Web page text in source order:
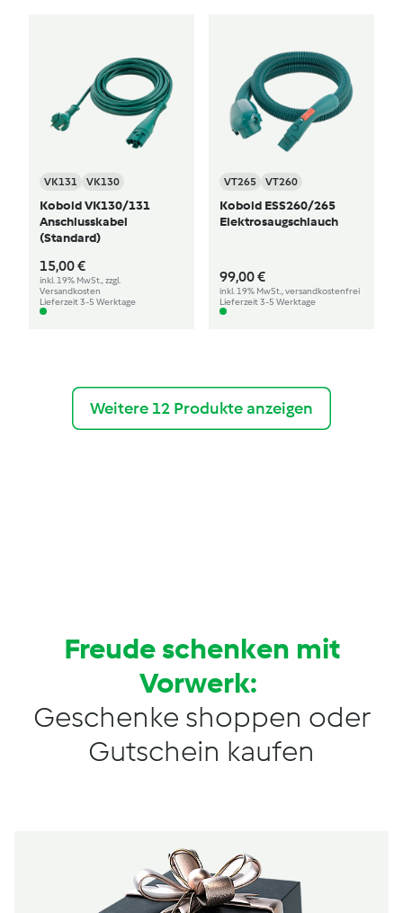
VK131 VK130
Kobold VK130/131
Anschlusskabel
(Standard)
15,00 €
inkl. 19% MwSt., zzgl.
Versandkosten
Lieferzeit 3-5 Werktage
VT265 VT260
Kobold ESS260/265
Elektrosaugschlauch
99,00 €
inkl. 19% MwSt., versandkostenfrei
Lieferzeit 3-5 Werktage
Weitere 12 Produkte anzeigen
Freude schenken mit
Vorwerk:
Geschenke shoppen oder
Gutschein kaufen